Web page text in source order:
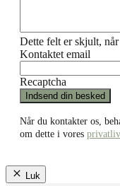
Dette felt er skjult,
Kontaktet email
Recaptcha
Når du kontakter os,
om dette i vores
Luk